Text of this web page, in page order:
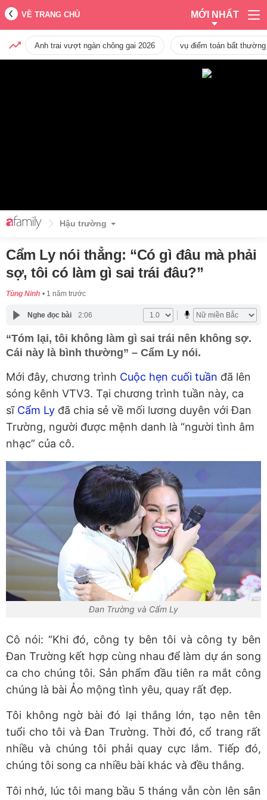
VỀ TRANG CHỦ MỚI NHẤT
Anh trai vượt ngàn chông gai 2026 vụ điểm toán bất
Hậu trường
Cẩm Ly nói thẳng: “Có gì đâu mà phải
sợ, tôi có làm gì sai trái đâu?”
Tùng Ninh 1 năm trước
Nghe đọc bài 2:06
“Tóm lại, tôi không làm gì sai trái nên không sợ.
Cái này là bình thường” – Cẩm Ly nói.
Mới đây, chương trình Cuộc hẹn cuối tuần đã lên
sóng kênh VTV3. Tại chương trình tuần này, ca
sĩ Cẩm Ly đã chia sẻ về mối lương duyên với Đan
Trường, người được mệnh danh là “người tình âm
nhạc” của cô.
Đan Trường và Cẩm Ly
Cô nói: “Khi đó, công ty bên tôi và công ty bên
Đan Trường kết hợp cùng nhau để làm dự án song
ca cho chúng tôi. Sản phẩm đầu tiên ra mắt công
chúng là bài Ảo mộng tình yêu, quay rất đẹp.
Tôi không ngờ bài đó lại thắng lớn, tạo nên tên
tuổi cho tôi và Đan Trường. Thời đó, cổ trang rất
nhiều và chúng tôi phải quay cực lắm. Tiếp đó,
chúng tôi song ca nhiều bài khác và đều thắng.
Tôi nhớ, lúc tôi mang bầu 5 tháng vẫn còn lên sân